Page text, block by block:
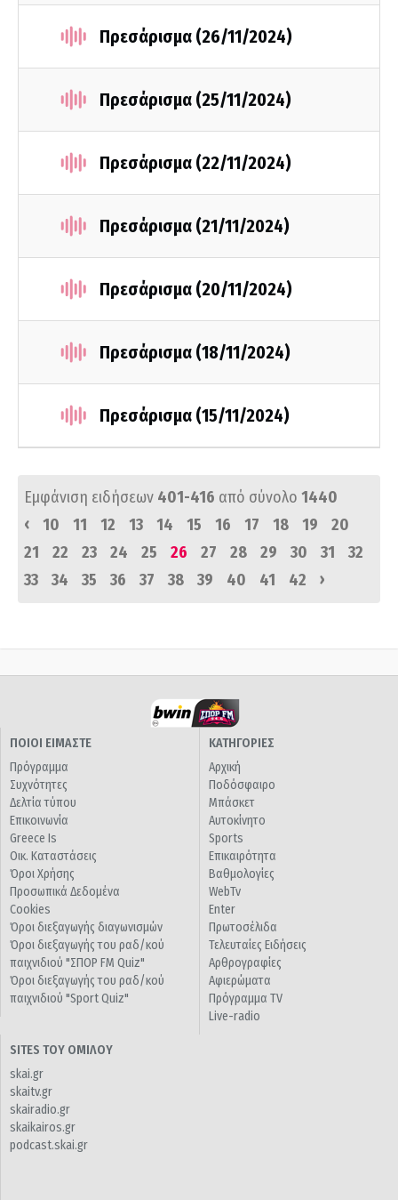
Πρεσάρισμα (26/11/2024)
Πρεσάρισμα (25/11/2024)
Πρεσάρισμα (22/11/2024)
Πρεσάρισμα (21/11/2024)
Πρεσάρισμα (20/11/2024)
Πρεσάρισμα (18/11/2024)
Πρεσάρισμα (15/11/2024)
Εμφάνιση ειδήσεων 401-416 από σύνολο 1440
‹
10 11 12 13 14 15 16 17 18 19
20
21
22 23 24 25 26 27 28 29 30 31
32
33
34 35 36 37 38 39 40 41 42 ›
ΠΟΙΟΙ ΕΙΜΑΣΤΕ
Πρόγραμμα
Συχνότητες
Δελτία τύπου
Επικοινωνία
Greece Is
Οικ. Καταστάσεις
Όροι Χρήσης
Προσωπικά Δεδομένα
Cookies
Όροι διεξαγωγής διαγωνισμών
Όροι διεξαγωγής του ραδ/κού
παιχνιδιού "ΣΠΟΡ FM Quiz"
Όροι διεξαγωγής του ραδ/κού
παιχνιδιού "Sport Quiz"
ΚΑΤΗΓΟΡΙΕΣ
Αρχική
Ποδόσφαιρο
Μπάσκετ
Αυτοκίνητο
Sports
Επικαιρότητα
Βαθμολογίες
WebTv
Enter
Πρωτοσέλιδα
Τελευταίες Ειδήσεις
Αρθρογραφίες
Αφιερώματα
Πρόγραμμα TV
Live-radio
SITES ΤΟΥ ΟΜΙΛΟΥ
skai.gr
skaitv.gr
skairadio.gr
skaikairos.gr
podcast.skai.gr